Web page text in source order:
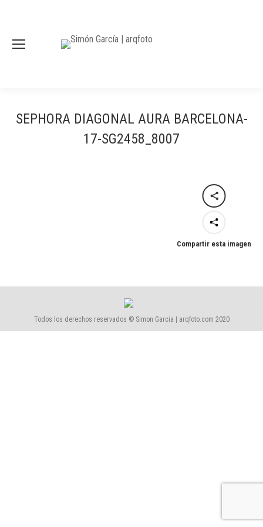
SEPHORA DIAGONAL AURA BARCELONA-
17-SG2458_8007
Compartir esta imagen
Todos los derechos reservados © Simon Garcia | arqfoto.com 2020